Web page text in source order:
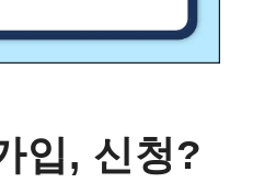
입, 신청?